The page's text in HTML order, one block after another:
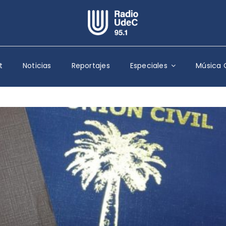
Escuchar Radio UdeC en vivo
Quiénes Somos
Programación
Podcast
Noticias
Reportajes
Columnas
Música Clásica
Especiales
Noticias Reportajes Especiales Música